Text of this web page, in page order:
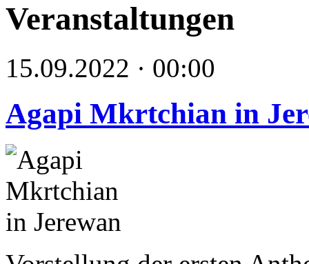
Veranstaltungen
15.09.2022 · 00:00
Agapi Mkrtchian in